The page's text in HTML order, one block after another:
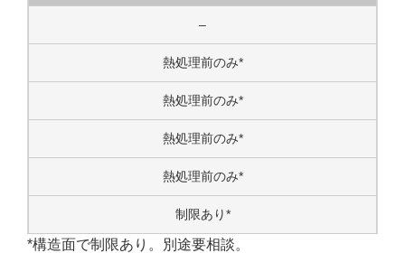
–
熱処理前のみ*
熱処理前のみ*
熱処理前のみ*
熱処理前のみ*
制限あり*
*構造面で制限あり。別途要相談。